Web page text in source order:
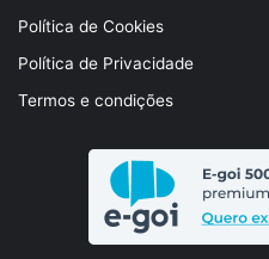
Política de Cookies
Política de Privacidade
Termos e condições